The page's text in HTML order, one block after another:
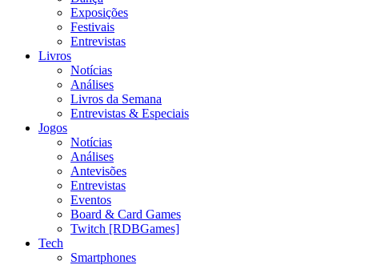
Exposições
Festivais
Entrevistas
Livros
Notícias
Análises
Livros da Semana
Entrevistas & Especiais
Jogos
Notícias
Análises
Antevisões
Entrevistas
Eventos
Board & Card Games
Twitch [RDBGames]
Tech
Smartphones